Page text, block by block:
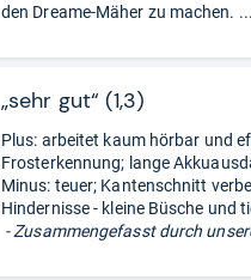
den Dreame-Mäher zu machen.
„sehr gut“ (1,3)
Plus: arbeitet kaum hörbar und
Frosterkennung; lange
Minus: teuer; Kantenschnitt
Hindernisse - kleine Büsche und
- Zusammengefasst durch